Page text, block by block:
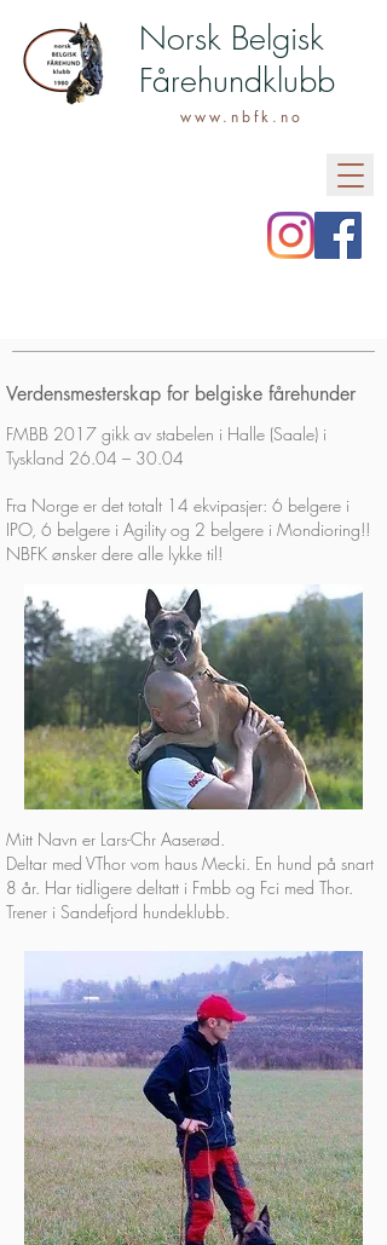
Norsk Belgisk
Fårehundklubb
www.nbfk.no
Verdensmesterskap for belgiske fårehunder
FMBB 2017 gikk av stabelen i Halle (Saale) i
Tyskland 26.04 – 30.04
Fra Norge er det totalt 14 ekvipasjer: 6 belgere i
IPO, 6 belgere i Agility og 2 belgere i Mondioring!!
NBFK ønsker dere alle lykke til!
Mitt Navn er Lars-Chr Aaserød.
Deltar med VThor vom haus Mecki. En hund på snart
8 år. Har tidligere deltatt i Fmbb og Fci med Thor.
Trener i Sandefjord hundeklubb.